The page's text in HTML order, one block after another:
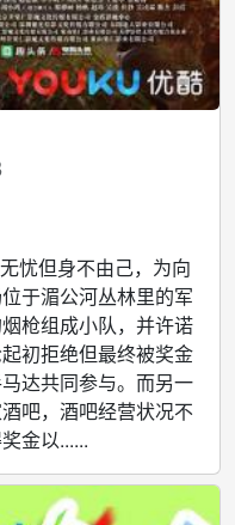
忧但身不由己，为向
于湄公河丛林里的军
枪组成小队，并许诺
初拒绝但最终被奖金
达共同参与。而另一
吧，酒吧经营状况不
金以......